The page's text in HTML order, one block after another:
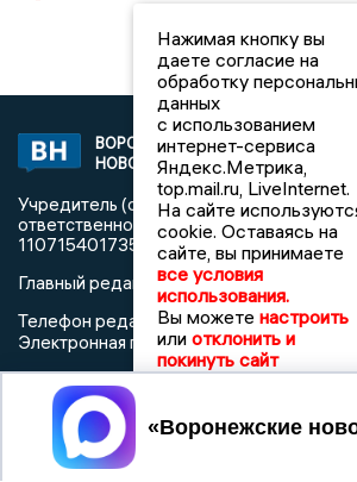
ВОРОНЕЖСКИЕ
НОВОСТИ
2019 ©
«Воронежские
Учредитель (соучредители): Общество
ответственностью "РЕГИОНАЛЬНЫЕ
1107154017354)
Главный редактор: Пирогов А.А.
Телефон редакции: +7 (473) 262 77 92
Электронная почта редакции:
Регистрационный номер: серия Эл №
июня 2019г. согласно выписке из реестра
зарегистрированных средств
выдана Федеральной службой по
информационных технологий и
Нажимая кнопку вы
даете согласие на
обработку
данных
с использованием
интернет-сервиса
Яндекс.Метрика,
top.mail.ru, LiveInternet.
На сайте
cookie. Оставаясь на
сайте, вы принимаете
все условия
использования.
Вы можете настроить
или отклонить и
покинуть сайт
Принять